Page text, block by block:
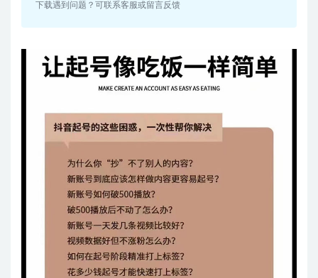
下载遇到问题？可联系客服或留言反馈